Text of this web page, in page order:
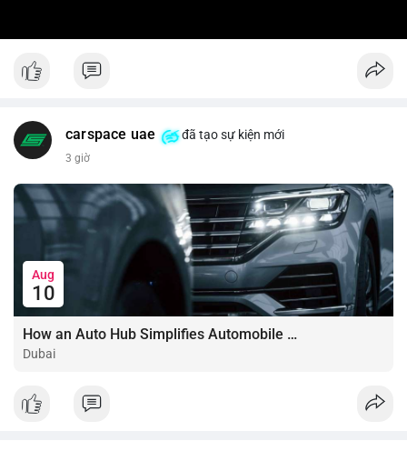
carspace uae đã tạo sự kiện mới
3 giờ
Aug
10
How an Auto Hub Simplifies Automobile Buying Services
Dubai